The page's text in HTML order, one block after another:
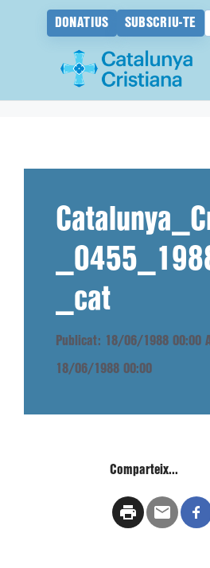
DONATIUS SUBSCRIU-TE
_cat
Publicat: 18/06/1988 00:00
18/06/1988 00:00
Comparteix...